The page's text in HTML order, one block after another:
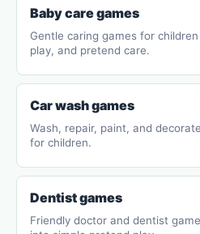
Baby care games
Gentle caring games for
play, and pretend care.
Car wash games
Wash, repair, paint, and
for children.
Dentist games
Friendly doctor and dentist